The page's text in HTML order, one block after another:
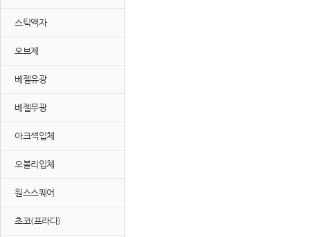
스틱액자
오브제
베젤유광
베젤무광
아크섹입체
오블리입체
원스스퀘어
초코(프라다)